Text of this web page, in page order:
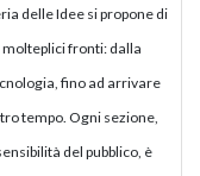
delle Idee si propone di
fronti: dalla
fino ad arrivare
tempo. Ogni sezione,
del pubblico, è